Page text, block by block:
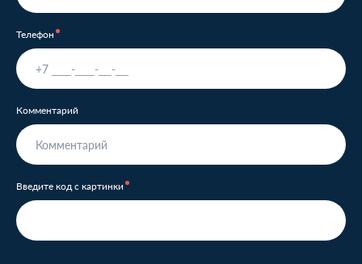
Телефон
Комментарий
Введите код с картинки